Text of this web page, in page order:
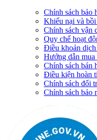
Chính sách bảo
Khiếu nại và
Chính sách vận
Quy chế hoạt
Điều khoản
Hướng dẫn mua
Chính sách bán
Điều kiện hoàn
Chính sách đổi
Chính sách bảo